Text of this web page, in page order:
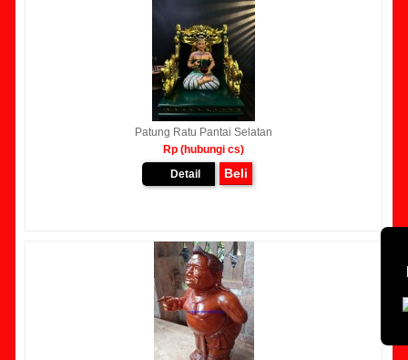
Patung Ratu Pantai Selatan
Rp (hubungi cs)
Detail
Beli